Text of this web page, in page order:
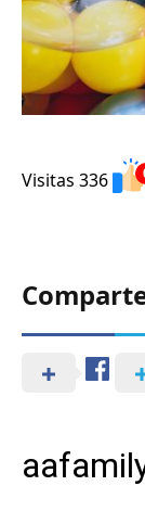
Visitas 336